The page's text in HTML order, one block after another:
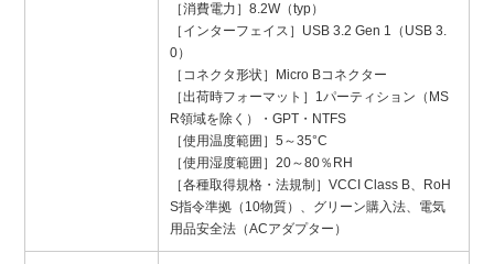
［消費電力］8.2W（typ）
［インターフェイス］USB 3.2 Gen 1（USB 3.
0）
［コネクタ形状］Micro Bコネクター
［出荷時フォーマット］1パーティション（MS
R領域を除く）・GPT・NTFS
［使用温度範囲］5～35°C
［使用湿度範囲］20～80％RH
［各種取得規格・法規制］VCCI Class B、RoH
S指令準拠（10物質）、グリーン購入法、電気
用品安全法（ACアダプター）